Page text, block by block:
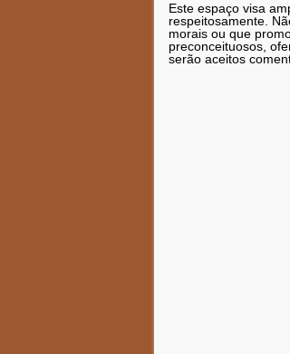
Este espaço visa
respeitosamente.
morais ou que
preconceituosos,
serão aceitos